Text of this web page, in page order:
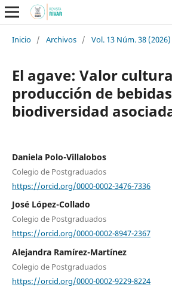
Inicio / Archivos / Vol. 13 Núm. 38 (2026)
El agave: Valor
producción de
biodiversidad
Daniela Polo-Villalobos
Colegio de Postgraduados
https://orcid.org/0000-0002-3476-7336
José López-Collado
Colegio de Postgraduados
https://orcid.org/0000-0002-8947-2367
Alejandra Ramírez-Martínez
Colegio de Postgraduados
https://orcid.org/0000-0002-9229-8224